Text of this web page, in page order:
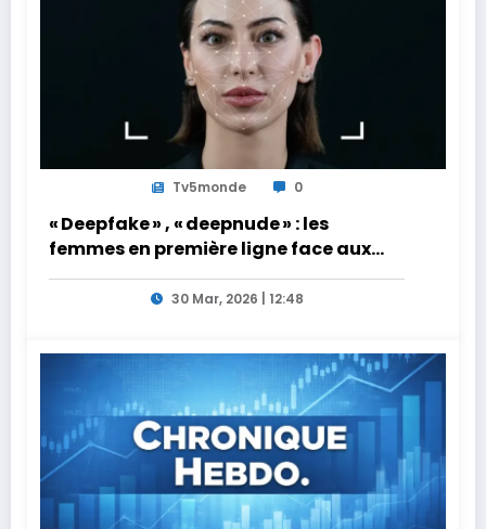
Tv5monde 0
« Deepfake » , « deepnude » : les
femmes en première ligne face aux
dangers de l’intelligence artificielle
30 Mar, 2026 | 12:48